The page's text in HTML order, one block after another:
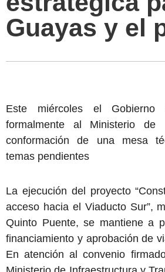
Guayas y el
Este miércoles el Gobierno
formalmente al Ministerio
conformación de una mesa
temas pendientes
La ejecución del proyecto
acceso hacia el Viaducto Sur”,
Quinto Puente, se mantiene a
financiamiento y aprobación de
En atención al convenio